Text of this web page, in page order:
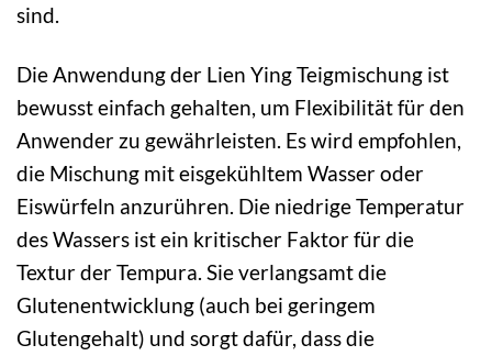
sind.
Die Anwendung der Lien Ying Teigmischung ist
bewusst einfach gehalten, um Flexibilität für den
Anwender zu gewährleisten. Es wird empfohlen,
die Mischung mit eisgekühltem Wasser oder
Eiswürfeln anzurühren. Die niedrige Temperatur
des Wassers ist ein kritischer Faktor für die
Textur der Tempura. Sie verlangsamt die
Glutenentwicklung (auch bei geringem
Glutengehalt) und sorgt dafür, dass die